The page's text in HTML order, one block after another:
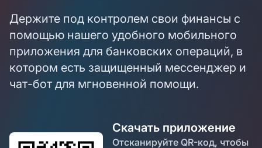
Держите под контролем свои финансы с
помощью нашего удобного мобильного
приложения для банковских операций, в
котором есть защищенный мессенджер и
чат-бот для мгновенной помощи.
Скачать приложение
Отсканируйте QR-код, чтобы